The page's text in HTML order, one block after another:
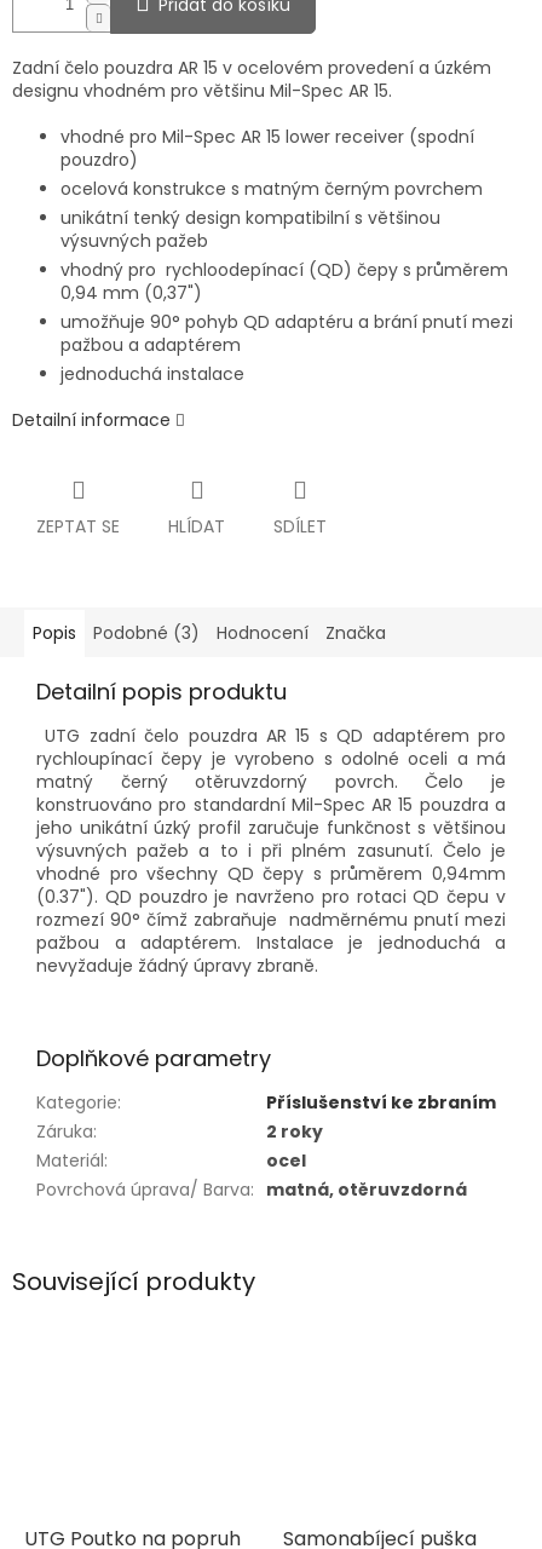
Přidat do košíku
Zadní čelo pouzdra AR 15 v ocelovém provedení a úzkém
designu vhodném pro většinu Mil-Spec AR 15.
vhodné pro Mil-Spec AR 15 lower receiver (spodní
pouzdro)
ocelová konstrukce s matným černým povrchem
unikátní tenký design kompatibilní s většinou
výsuvných pažeb
vhodný pro rychloodepínací (QD) čepy s průměrem
0,94 mm (0,37")
umožňuje 90° pohyb QD adaptéru a brání pnutí mezi
pažbou a adaptérem
jednoduchá instalace
Detailní informace
ZEPTAT SE HLÍDAT SDÍLET
Související produkty
UTG Poutko na popruh
Samonabíjecí puška
Popis Podobné (3) Hodnocení Značka
Detailní popis produktu
UTG zadní čelo pouzdra AR 15 s QD adaptérem pro
rychloupínací čepy je vyrobeno s odolné oceli a má
matný černý otěruvzdorný povrch. Čelo je
konstruováno pro standardní Mil-Spec AR 15 pouzdra a
jeho unikátní úzký profil zaručuje funkčnost s většinou
výsuvných pažeb a to i při plném zasunutí. Čelo je
vhodné pro všechny QD čepy s průměrem 0,94mm
(0.37"). QD pouzdro je navrženo pro rotaci QD čepu v
rozmezí 90° čímž zabraňuje nadměrnému pnutí mezi
pažbou a adaptérem. Instalace je jednoduchá a
nevyžaduje žádný úpravy zbraně.
Doplňkové parametry
Kategorie:
Příslušenství ke zbraním
Záruka:
2 roky
Materiál:
ocel
Povrchová úprava/ Barva: matná, otěruvzdorná